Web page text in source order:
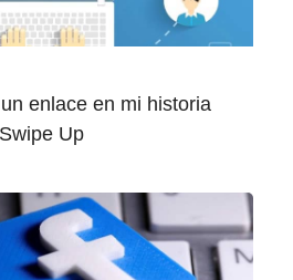
enlace en mi historia
Up